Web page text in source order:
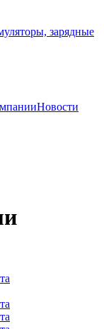
Новости